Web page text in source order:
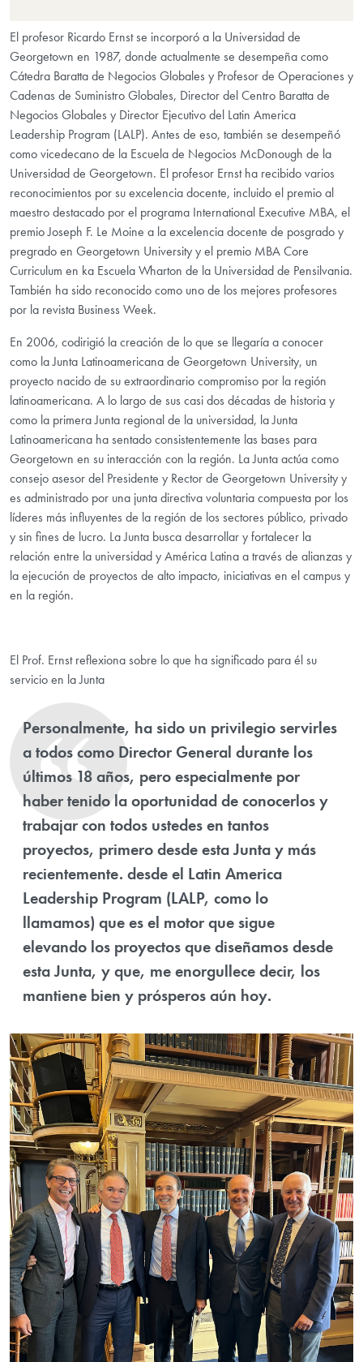
El profesor Ricardo Ernst se incorporó a la Universidad de
Georgetown en 1987, donde actualmente se desempeña como
Cátedra Baratta de Negocios Globales y Profesor de Operaciones y
Cadenas de Suministro Globales, Director del Centro Baratta de
Negocios Globales y Director Ejecutivo del Latin America
Leadership Program (LALP). Antes de eso, también se desempeñó
como vicedecano de la Escuela de Negocios McDonough de la
Universidad de Georgetown. El profesor Ernst ha recibido varios
reconocimientos por su excelencia docente, incluido el premio al
maestro destacado por el programa International Executive MBA, el
premio Joseph F. Le Moine a la excelencia docente de posgrado y
pregrado en Georgetown University y el premio MBA Core
Curriculum en ka Escuela Wharton de la Universidad de Pensilvania.
También ha sido reconocido como uno de los mejores profesores
por la revista Business Week.
En 2006, codirigió la creación de lo que se llegaría a conocer
como la Junta Latinoamericana de Georgetown University, un
proyecto nacido de su extraordinario compromiso por la región
latinoamericana. A lo largo de sus casi dos décadas de historia y
como la primera Junta regional de la universidad, la Junta
Latinoamericana ha sentado consistentemente las bases para
Georgetown en su interacción con la región. La Junta actúa como
consejo asesor del Presidente y Rector de Georgetown University y
es administrado por una junta directiva voluntaria compuesta por los
líderes más influyentes de la región de los sectores público, privado
y sin fines de lucro. La Junta busca desarrollar y fortalecer la
relación entre la universidad y América Latina a través de alianzas y
la ejecución de proyectos de alto impacto, iniciativas en el campus y
en la región.
El Prof. Ernst reflexiona sobre lo que ha significado para él su
servicio en la Junta
Personalmente, ha sido un privilegio servirles
a todos como Director General durante los
últimos 18 años, pero especialmente por
haber tenido la oportunidad de conocerlos y
trabajar con todos ustedes en tantos
proyectos, primero desde esta Junta y más
recientemente. desde el Latin America
Leadership Program (LALP, como lo
llamamos) que es el motor que sigue
elevando los proyectos que diseñamos desde
esta Junta, y que, me enorgullece decir, los
mantiene bien y prósperos aún hoy.